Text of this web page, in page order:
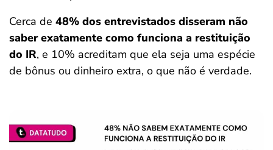
Cerca de 48% dos entrevistados disseram não
saber exatamente como funciona a restituição
do IR, e 10% acreditam que ela seja uma espécie
de bônus ou dinheiro extra, o que não é verdade.